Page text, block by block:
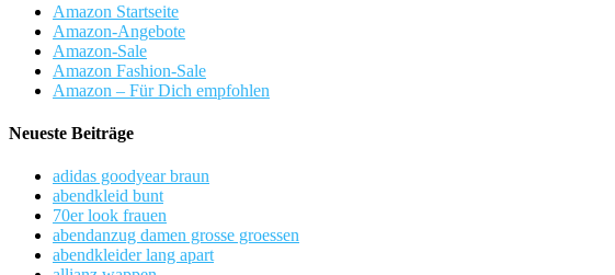
Amazon Startseite
Amazon-Angebote
Amazon-Sale
Amazon Fashion-Sale
Amazon – Für Dich empfohlen
Neueste Beiträge
adidas goodyear braun
abendkleid bunt
70er look frauen
abendanzug damen grosse groessen
abendkleider lang apart